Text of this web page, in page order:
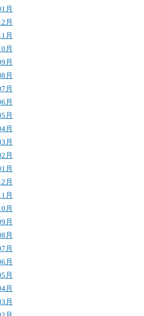
月
月
月
月
月
月
月
月
月
月
月
月
月
月
月
月
月
月
月
月
月
月
月